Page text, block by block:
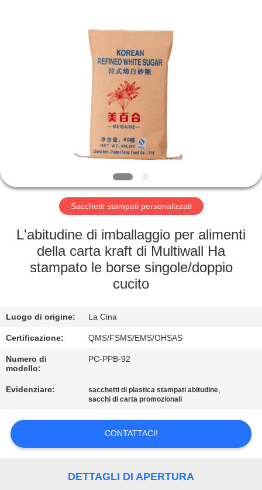
FATORY
CONTROLLO
CONTATTACI
RICHIEDERE
PREVENTIVO
MAPPA
DEL
Sacchetti stampati personalizzati
L'abitudine di imballaggio per alimenti
della carta kraft di Multiwall Ha
stampato le borse singole/doppio
cucito
Luogo di origine: La Cina
Certificazione: QMS/FSMS/EMS/OHSAS
Numero di
modello:
PC-PPB-92
Evidenziare: sacchetti di plastica stampati abitudine,
sacchi di carta promozionali
CONTATTACI!
DETTAGLI DI APERTURA